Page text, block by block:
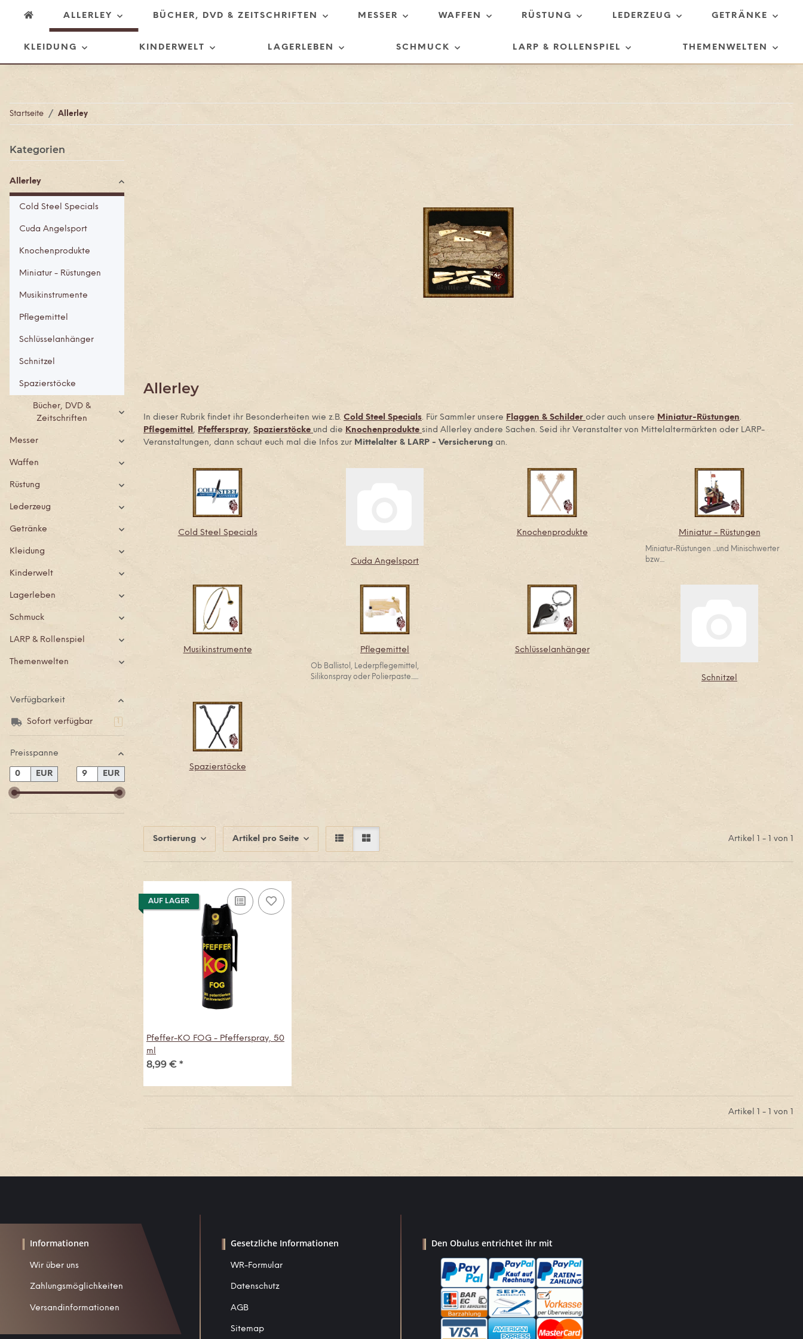
ALLERLEY BÜCHER, DVD & ZEITSCHRIFTEN MESSER WAFFEN RÜSTUNG LEDERZEUG GETRÄNKE
KLEIDUNG KINDERWELT LAGERLEBEN SCHMUCK LARP & ROLLENSPIEL THEMENWELTEN
Startseite Allerley
Allerley
In dieser Rubrik findet ihr Besonderheiten wie z.B. Cold Steel Specials. Für Sammler unsere Flaggen & Schilder oder auch unsere Miniatur-Rüstungen.
Pflegemittel , Pfefferspray, Spazierstöcke und die Knochenprodukte sind Allerley andere Sachen. Seid ihr Veranstalter von Mittelaltermärkten oder LARP-
Veranstaltungen, dann schaut euch mal die Infos zur Mittelalter & LARP - Versicherung an.
Cold Steel Specials
Cuda Angelsport
Knochenprodukte Miniatur - Rüstungen
Miniatur-Rüstungen ...und Minischwerter
bzw....
Musikinstrumente Pflegemittel
Ob Ballistol, Lederpflegemittel,
Silikonspray oder Polierpaste......
Schlüsselanhänger
Schnitzel
Spazierstöcke
Sortierung Artikel pro Seite Artikel 1 - 1 von 1
AUF LAGER
Pfeffer-KO FOG - Pfefferspray, 50
ml
8,99 € *
Artikel 1 - 1 von 1
Kategorien
Allerley
Cold Steel Specials
Cuda Angelsport
Knochenprodukte
Miniatur - Rüstungen
Musikinstrumente
Pflegemittel
Schlüsselanhänger
Schnitzel
Spazierstöcke
Bücher, DVD &
Zeitschriften
Messer
Waffen
Rüstung
Lederzeug
Getränke
Kleidung
Kinderwelt
Lagerleben
Schmuck
LARP & Rollenspiel
Themenwelten
Verfügbarkeit
Sofort verfügbar
Preisspanne
EUR EUR
Informationen
Wir über uns
Zahlungsmöglichkeiten
Versandinformationen
Gesetzliche Informationen
WR-Formular
Datenschutz
AGB
Sitemap
Den Obulus entrichtet ihr mit